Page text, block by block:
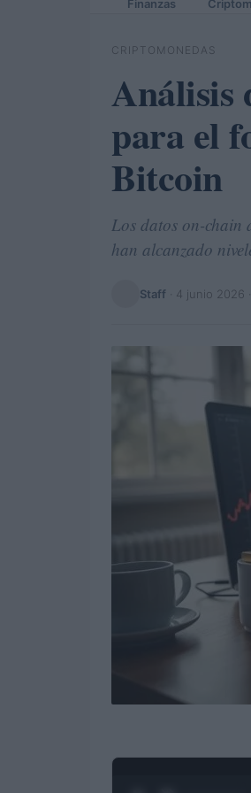
Finanzas
CRIPTOMONEDAS
Análisis
para el
Bitcoin
Los datos on-chain
han alcanzado
Staff 4 junio 2026